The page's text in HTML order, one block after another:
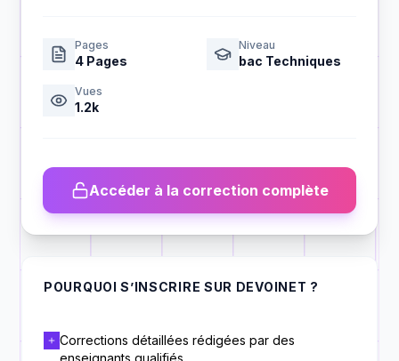
Pages
4 Pages
Niveau
bac Techniques
Vues
1.2k
Accéder à la correction complète
POURQUOI S’INSCRIRE SUR DEVOINET ?
Corrections détaillées rédigées par des
enseignants qualifiés